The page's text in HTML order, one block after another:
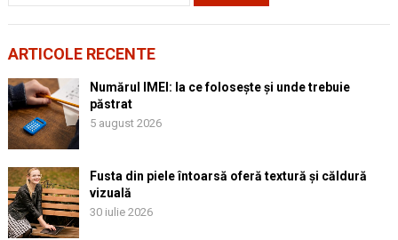
ARTICOLE RECENTE
Numărul IMEI: la ce folosește și unde trebuie
păstrat
5 august 2026
Fusta din piele întoarsă oferă textură și căldură
vizuală
30 iulie 2026